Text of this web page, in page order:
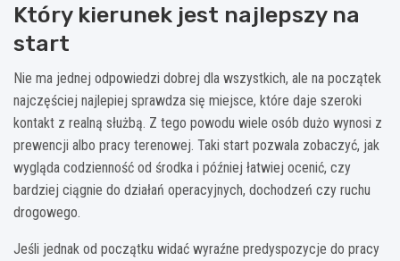
Który kierunek jest najlepszy na
start
Nie ma jednej odpowiedzi dobrej dla wszystkich, ale na początek
najczęściej najlepiej sprawdza się miejsce, które daje szeroki
kontakt z realną służbą. Z tego powodu wiele osób dużo wynosi z
prewencji albo pracy terenowej. Taki start pozwala zobaczyć, jak
wygląda codzienność od środka i później łatwiej ocenić, czy
bardziej ciągnie do działań operacyjnych, dochodzeń czy ruchu
drogowego.
Jeśli jednak od początku widać wyraźne predyspozycje do pracy